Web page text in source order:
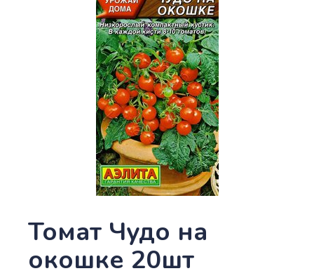
Томат Чудо на
окошке 20шт